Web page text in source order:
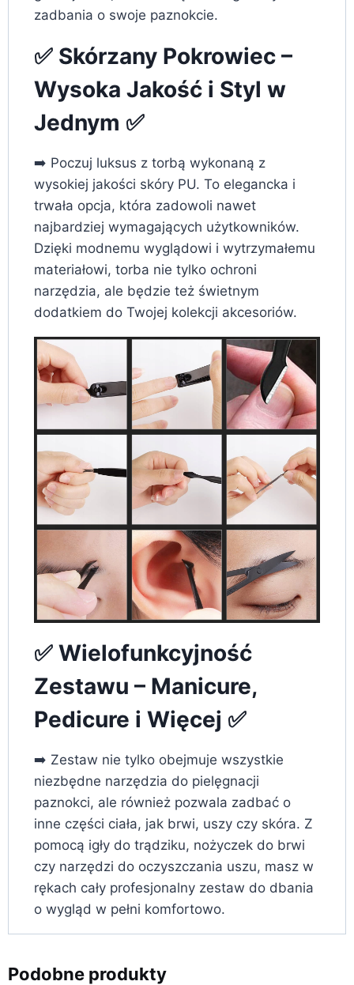
zadbania o swoje paznokcie.
✅ Skórzany Pokrowiec –
Wysoka Jakość i Styl w
Jednym ✅
➡️ Poczuj luksus z torbą wykonaną z
wysokiej jakości skóry PU. To elegancka i
trwała opcja, która zadowoli nawet
najbardziej wymagających użytkowników.
Dzięki modnemu wyglądowi i wytrzymałemu
materiałowi, torba nie tylko ochroni
narzędzia, ale będzie też świetnym
dodatkiem do Twojej kolekcji akcesoriów.
✅ Wielofunkcyjność
Zestawu – Manicure,
Pedicure i Więcej ✅
➡️ Zestaw nie tylko obejmuje wszystkie
niezbędne narzędzia do pielęgnacji
paznokci, ale również pozwala zadbać o
inne części ciała, jak brwi, uszy czy skóra. Z
pomocą igły do trądziku, nożyczek do brwi
czy narzędzi do oczyszczania uszu, masz w
rękach cały profesjonalny zestaw do dbania
o wygląd w pełni komfortowo.
Podobne produkty